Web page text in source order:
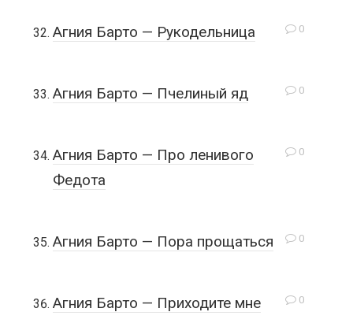
0
Агния Барто — Рукодельница
0
Агния Барто — Пчелиный яд
0
Агния Барто — Про ленивого
Федота
0
Агния Барто — Пора прощаться
0
Агния Барто — Приходите мне